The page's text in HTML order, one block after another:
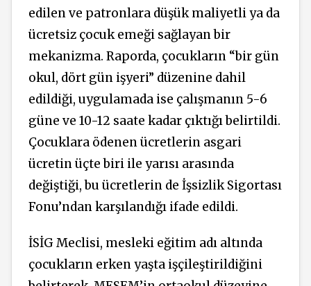
edilen ve patronlara düşük maliyetli ya da
ücretsiz çocuk emeği sağlayan bir
mekanizma. Raporda, çocukların “bir gün
okul, dört gün işyeri” düzenine dahil
edildiği, uygulamada ise çalışmanın 5-6
güne ve 10-12 saate kadar çıktığı belirtildi.
Çocuklara ödenen ücretlerin asgari
ücretin üçte biri ile yarısı arasında
değiştiği, bu ücretlerin de İşsizlik Sigortası
Fonu’ndan karşılandığı ifade edildi.
İSİG Meclisi, mesleki eğitim adı altında
çocukların erken yaşta işçileştirildiğini